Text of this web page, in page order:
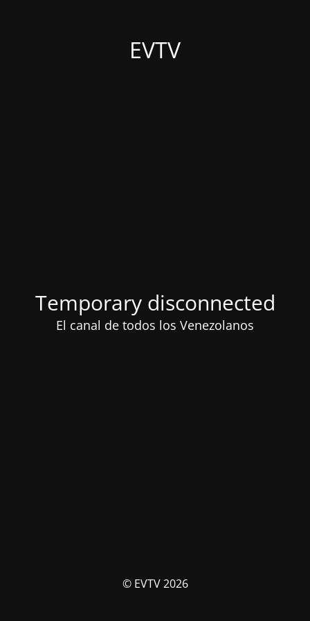
EVTV
Temporary disconnected
El canal de todos los Venezolanos
© EVTV 2026